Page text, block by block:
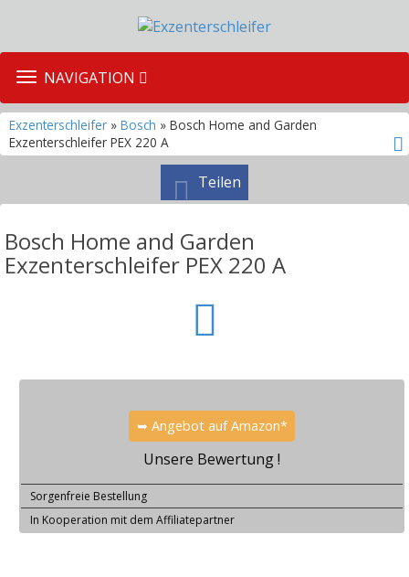
TOGGLE
NAVIGATION
Exzenterschleifer » Bosch » Bosch Home and Garden
Exzenterschleifer PEX 220 A
Teilen
Bosch Home and Garden
Exzenterschleifer PEX 220 A
➥ Angebot auf Amazon*
Unsere Bewertung !
Sorgenfreie Bestellung
In Kooperation mit dem Affiliatepartner